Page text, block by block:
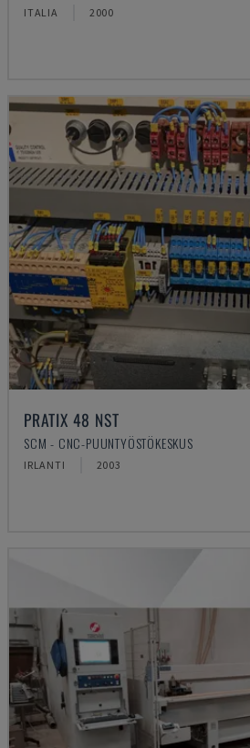
ITALIA 2000
PRATIX 48 NST
SCM - CNC-PUUNTYÖSTÖKESKUS
IRLANTI 2003